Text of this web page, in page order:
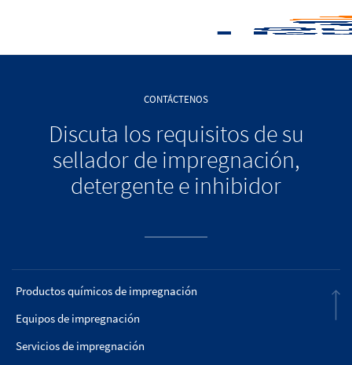
CONTÁCTENOS
Discuta los requisitos de su
sellador de impregnación,
detergente e inhibidor
Productos químicos de impregnación
Equipos de impregnación
Servicios de impregnación